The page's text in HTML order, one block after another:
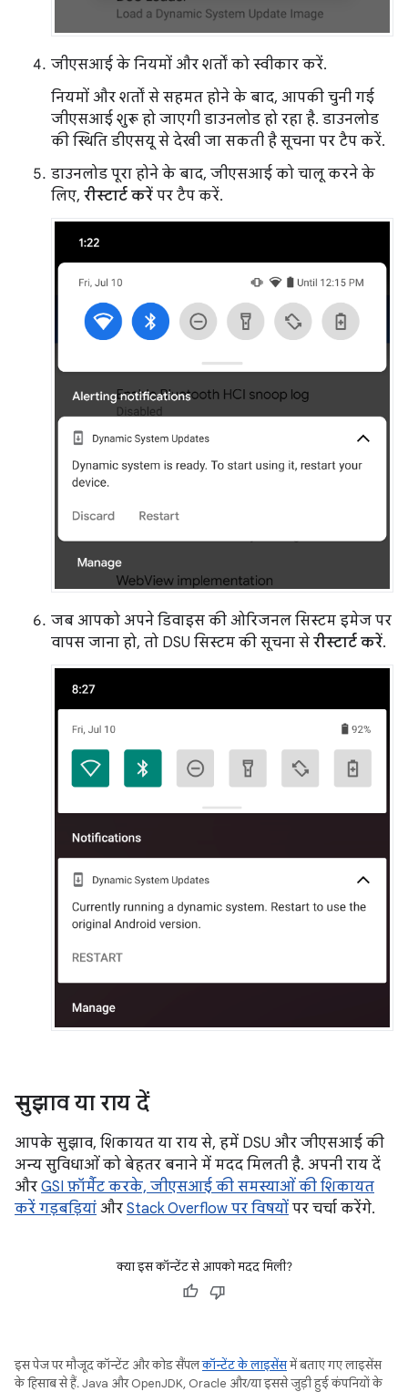
जीएसआई के नियमों और शर्तों को स्वीकार करें.
नियमों और शर्तों से सहमत होने के बाद, आपकी चुनी गई
जीएसआई शुरू हो जाएगी डाउनलोड हो रहा है. डाउनलोड
की स्थिति डीएसयू से देखी जा सकती है सूचना पर टैप करें.
डाउनलोड पूरा होने के बाद, जीएसआई को चालू करने के
लिए, रीस्टार्ट करें पर टैप करें.
जब आपको अपने डिवाइस की ओरिजनल सिस्टम इमेज पर
वापस जाना हो, तो DSU सिस्टम की सूचना से रीस्टार्ट करें.
सुझाव या राय दें
आपके सुझाव, शिकायत या राय से, हमें DSU और जीएसआई की
अन्य सुविधाओं को बेहतर बनाने में मदद मिलती है. अपनी राय दें
और GSI फ़ॉर्मैट करके, जीएसआई की समस्याओं की शिकायत
करें गड़बड़ियां और Stack Overflow पर विषयों पर चर्चा करेंगे.
क्या इस कॉन्टेंट से आपको मदद मिली?
इस पेज पर मौजूद कॉन्टेंट और कोड सैंपलकॉन्टेंट के लाइसेंसमें बताए गए लाइसेंस
के हिसाब से हैं. Java और OpenJDK, Oracle और/या इससे जुड़ी हुई कंपनियों के